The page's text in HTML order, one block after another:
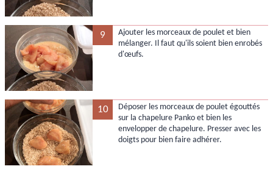
9
Ajouter les morceaux de poulet et bien
mélanger. Il faut qu'ils soient bien enrobés
d'œufs.
10
Déposer les morceaux de poulet égouttés
sur la chapelure Panko et bien les
envelopper de chapelure. Presser avec les
doigts pour bien faire adhérer.